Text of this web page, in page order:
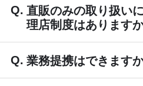
直販のみの取り扱い
理店制度はあります
業務提携はできます